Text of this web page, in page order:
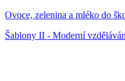
Ovoce, zelenina a mléko do
Šablony II - Moderní